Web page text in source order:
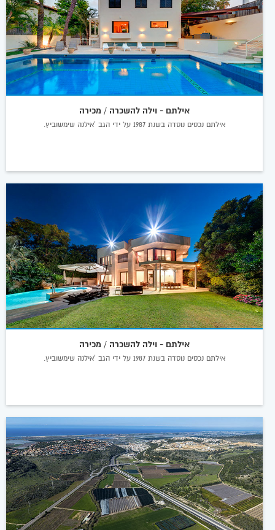
אילתם - וילה להשכרה / מכירה
אילתם נכסים נוסדה בשנת 1987 על ידי הגב 'אילנה שימשוביץ.
אילתם - וילה להשכרה / מכירה
אילתם נכסים נוסדה בשנת 1987 על ידי הגב 'אילנה שימשוביץ.